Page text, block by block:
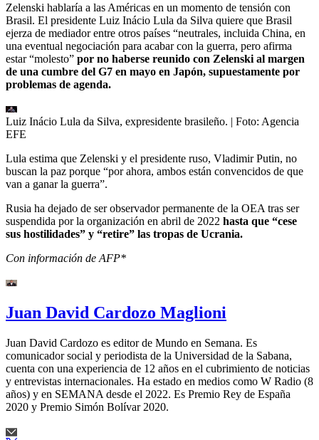
Zelenski hablaría a las Américas en un momento de tensión con
Brasil. El presidente Luiz Inácio Lula da Silva quiere que Brasil
ejerza de mediador entre otros países “neutrales, incluida China, en
una eventual negociación para acabar con la guerra, pero afirma
estar “molesto” por no haberse reunido con Zelenski al margen
de una cumbre del G7 en mayo en Japón, supuestamente por
problemas de agenda.
Luiz Inácio Lula da Silva, expresidente brasileño. | Foto: Agencia
EFE
Lula estima que Zelenski y el presidente ruso, Vladimir Putin, no
buscan la paz porque “por ahora, ambos están convencidos de que
van a ganar la guerra”.
Rusia ha dejado de ser observador permanente de la OEA tras ser
suspendida por la organización en abril de 2022 hasta que “cese
sus hostilidades” y “retire” las tropas de Ucrania.
Con información de AFP*
Juan David Cardozo Maglioni
Juan David Cardozo es editor de Mundo en Semana. Es
comunicador social y periodista de la Universidad de la Sabana,
cuenta con una experiencia de 12 años en el cubrimiento de noticias
y entrevistas internacionales. Ha estado en medios como W Radio (8
años) y en SEMANA desde el 2022. Es Premio Rey de España
2020 y Premio Simón Bolívar 2020.